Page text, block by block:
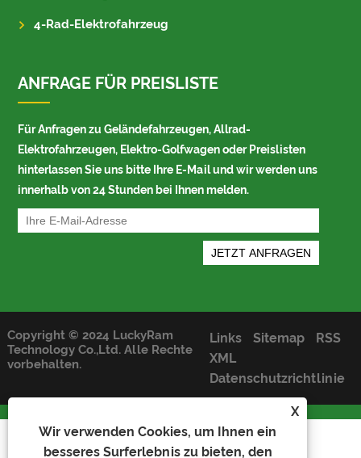
X
Wir verwenden Cookies, um Ihnen ein
besseres Surferlebnis zu bieten, den
4-Rad-Elektrofahrzeug
ANFRAGE FÜR PREISLISTE
Für Anfragen zu Geländefahrzeugen, Allrad-
Elektrofahrzeugen, Elektro-Golfwagen oder Preislisten
hinterlassen Sie uns bitte Ihre E-Mail und wir werden uns
innerhalb von 24 Stunden bei Ihnen melden.
Copyright © 2024 LuckyRam
Technology Co.,Ltd. Alle Rechte
vorbehalten.
Links Sitemap
RSS
XML
Datenschutzrichtlinie